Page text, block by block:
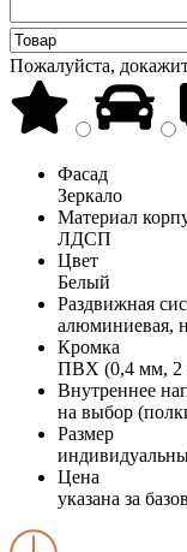
Пожалуйста,
Фасад
Зеркало
Материал
ЛДСП
Цвет
Белый
Раздвижная
алюминиевая,
Кромка
ПВХ (0,4 мм, 2
Внутреннее
на выбор
Размер
Цена
указана за